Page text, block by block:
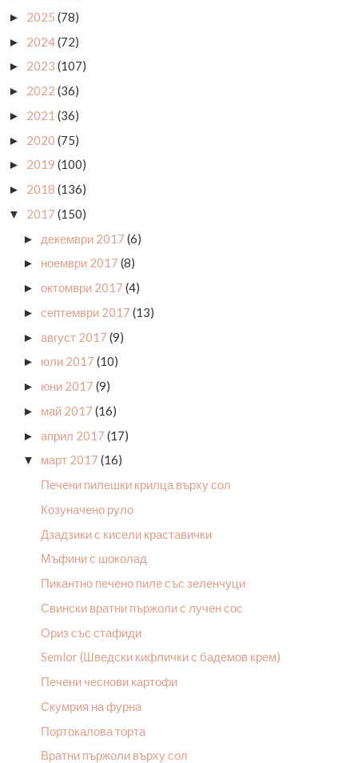
► 2025 (78)
► 2024(72)
► 2023 (107)
► 2022 (36)
► 2021 (36)
► 2020 (75)
► 2019 (100)
► 2018 (136)
▼ 2017 (150)
► декември 2017 (6)
► ноември 2017 (8)
► октомври 2017 (4)
► септември 2017 (13)
► август 2017 (9)
► юли 2017 (10)
► юни 2017 (9)
► май 2017 (16)
► април 2017 (17)
▼ март 2017 (16)
Печени пилешки крилца върху сол
Козуначено руло
Дзадзики с кисели краставички
Мъфини с шоколад
Пикантно печено пиле със зеленчуци
Свински вратни пържоли с лучен сос
Ориз със стафиди
Semlor (Шведски кифлички с бадемов крем)
Печени чеснови картофи
Скумрия на фурна
Портокалова торта
Вратни пържоли върху сол